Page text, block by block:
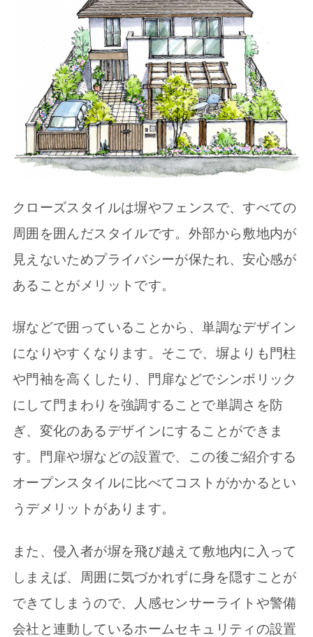
クローズスタイルは塀やフェンスで、すべての
周囲を囲んだスタイルです。外部から敷地内が
見えないためプライバシーが保たれ、安心感が
あることがメリットです。
塀などで囲っていることから、単調なデザイン
になりやすくなります。そこで、塀よりも門柱
や門袖を高くしたり、門扉などでシンボリック
にして門まわりを強調することで単調さを防
ぎ、変化のあるデザインにすることができま
す。門扉や塀などの設置で、この後ご紹介する
オープンスタイルに比べてコストがかかるとい
うデメリットがあります。
また、侵入者が塀を飛び越えて敷地内に入って
しまえば、周囲に気づかれずに身を隠すことが
できてしまうので、人感センサーライトや警備
会社と連動しているホームセキュリティの設置